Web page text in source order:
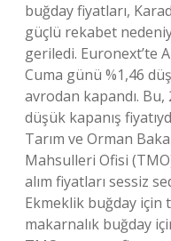
buğday fiyatları,
güçlü rekabet
geriledi. Euronext’te
Cuma günü %1,46
avrodan kapandı. Bu,
düşük kapanış
Tarım ve Orman
Mahsulleri Ofisi
alım fiyatları sessiz
Ekmeklik buğday için
makarnalık buğday